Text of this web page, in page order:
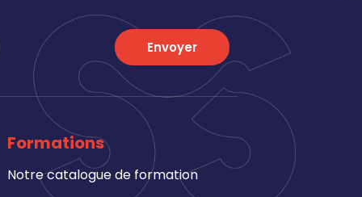
Envoyer
Formations
Notre catalogue de formation